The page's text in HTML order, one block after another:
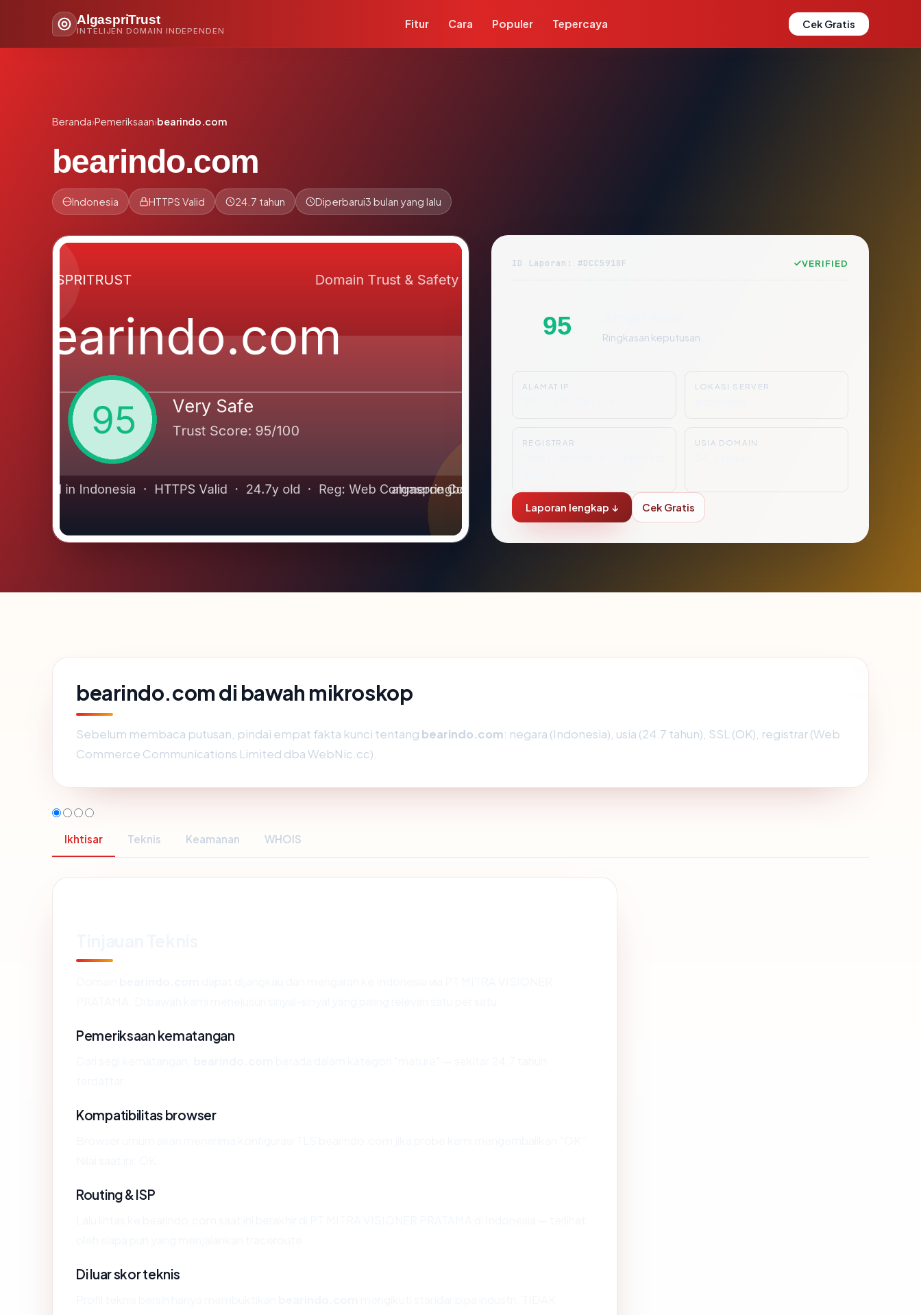
AlgaspriTrust
INTELIJEN DOMAIN INDEPENDEN
Fitur Cara Populer Tepercaya Cek Gratis
Beranda›Pemeriksaan›bearindo.com
bearindo.com
Indonesia HTTPS Valid 24.7 tahun Diperbarui3 bulan yang lalu
ID Laporan: #DCC5918F VERIFIED
95 Ringkasan keputusan
ALAMAT IP LOKASI SERVER
REGISTRAR USIA DOMAIN
Laporan lengkap ↓ Cek Gratis
bearindo.com di bawah mikroskop
Sebelum membaca putusan, pindai empat fakta kunci tentang bearindo.com: negara (Indonesia), usia (24.7 tahun), SSL (OK), registrar (Web
Commerce Communications Limited dba WebNic.cc).
Ikhtisar Teknis Keamanan WHOIS
Pemeriksaan kematangan
Kompatibilitas browser
Routing & ISP
Di luar skor teknis